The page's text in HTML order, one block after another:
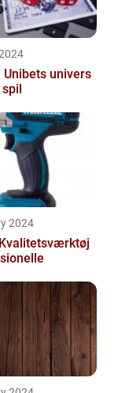
Unibets univers
2024